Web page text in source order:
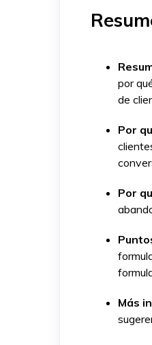
por
de
Por
Por
Más